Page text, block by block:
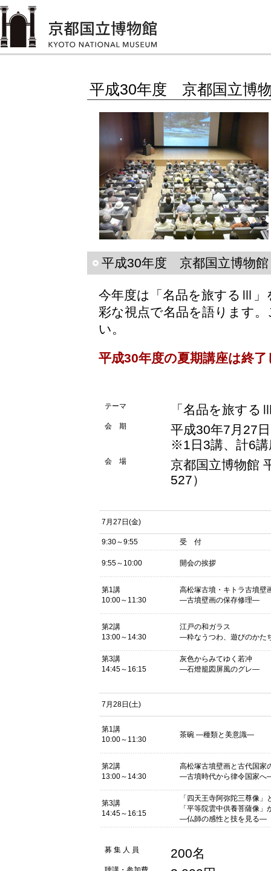
平成30年度 京都国立博
平成30年度 京都国立博物館
今年度は「名品を旅するⅢ」
彩な視点で名品を語ります
い。
平成30年度の夏期講座は終
テーマ 「名品を旅する
会 期
平成30年7月27
※1日3講、計6
会 場
京都国立博物館
527）
7月27日(金)
9:30～9:55 受 付
9:55～10:00 開会の挨拶
第1講
10:00～11:30
高松塚古墳・キトラ古墳壁
―古墳壁画の保存修理―
第2講
13:00～14:30
江戸の和ガラス
―粋なうつわ、遊びのかた
第3講
14:45～16:15
灰色からみてゆく若冲
―石燈籠図屏風のグレ―
7月28日(土)
第1講
10:00～11:30
茶碗 ―種類と美意識―
第2講
13:00～14:30
高松塚古墳壁画と古代国家
―古墳時代から律令国家
第3講
14:45～16:15
「四天王寺阿弥陀三尊像」
「平等院雲中供養菩薩像」
―仏師の感性と技を見る―
募 集 人 員 200名